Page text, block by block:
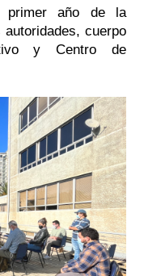
primer año de la
cuerpo
y Centro de